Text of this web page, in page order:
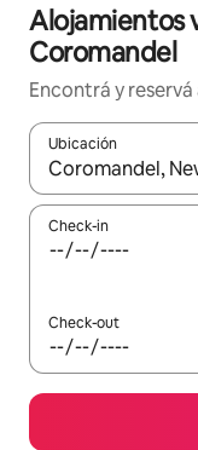
Alojamientos
Coromandel
Encontrá y
Ubicación
Cuando los
Check-in
Check-out